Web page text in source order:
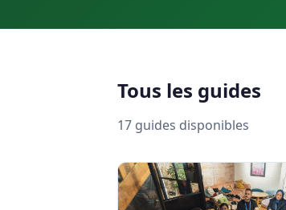
Tous les guides
17 guides disponibles